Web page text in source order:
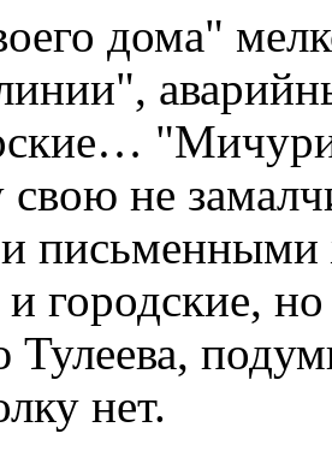
дома"
не
письменными
городские,
нет.